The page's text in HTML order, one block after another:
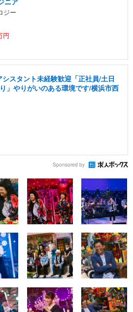
ジー
円
スタント未経験歓迎「正社員/土日
」やりがいのある環境です/横浜市西
Sponsored by